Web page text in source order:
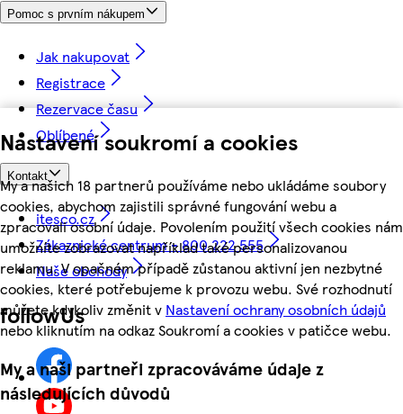
Nastavení soukromí a cookies
My a našich 18 partnerů používáme nebo ukládáme soubory
cookies, abychom zajistili správné fungování webu a
zpracovali osobní údaje. Povolením použití všech cookies nám
umožníte zobrazovat například také personalizovanou
reklamu. V opačném případě zůstanou aktivní jen nezbytné
cookies, které potřebujeme k provozu webu. Své rozhodnutí
můžete kdykoliv změnit v Nastavení ochrany osobních údajů
nebo kliknutím na odkaz Soukromí a cookies v patičce webu.
My a naši partneři zpracováváme údaje z
následujících důvodů
Pomoc s prvním nákupem
Jak nakupovat
Registrace
Rezervace času
Oblíbené
Kontakt
itesco.cz
Zákaznické centrum - 800 222 555
Naše obchody
followUs